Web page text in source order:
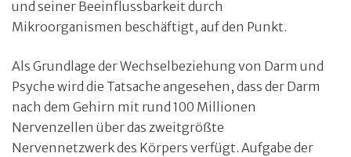
und seiner Beeinflussbarkeit durch
Mikroorganismen beschäftigt, auf den Punkt.
Als Grundlage der Wechselbeziehung von Darm und
Psyche wird die Tatsache angesehen, dass der Darm
nach dem Gehirn mit rund 100 Millionen
Nervenzellen über das zweitgrößte
Nervennetzwerk des Körpers verfügt. Aufgabe der